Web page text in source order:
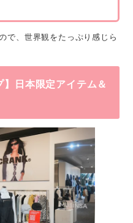
で、世界観をたっぷり感じら
】日本限定アイテム＆